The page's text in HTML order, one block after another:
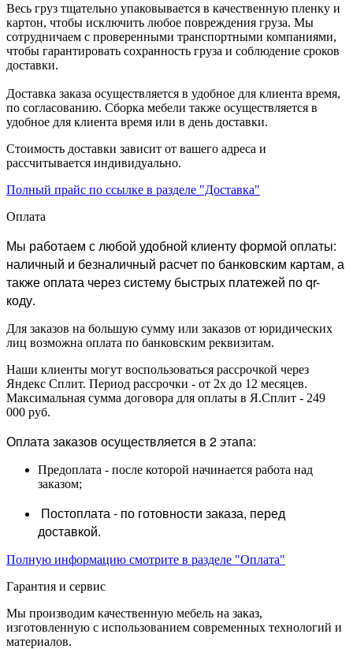
Весь груз тщательно упаковывается в качественную пленку и
картон, чтобы исключить любое повреждения груза. Мы
сотрудничаем с проверенными транспортными компаниями,
чтобы гарантировать сохранность груза и соблюдение сроков
доставки.
Доставка заказа осуществляется в удобное для клиента время,
по согласованию. Сборка мебели также осуществляется в
удобное для клиента время или в день доставки.
Стоимость доставки зависит от вашего адреса и
рассчитывается индивидуально.
Полный прайс по ссылке в разделе "Доставка"
Оплата
Мы работаем с любой удобной клиенту формой оплаты:
наличный и безналичный расчет по банковским картам, а
также оплата через систему быстрых платежей по qr-
коду.
Для заказов на большую сумму или заказов от юридических
лиц возможна оплата по банковским реквизитам.
Наши клиенты могут воспользоваться рассрочкой через
Яндекс Сплит. Период рассрочки - от 2х до 12 месяцев.
Максимальная сумма договора для оплаты в Я.Сплит - 249
000 руб.
Оплата заказов осуществляется в 2 этапа:
Предоплата - после которой начинается работа над
заказом;
Постоплата - по готовности заказа, перед
доставкой.
Полную информацию смотрите в разделе "Оплата"
Гарантия и сервис
Мы производим качественную мебель на заказ,
изготовленную с использованием современных технологий и
материалов.